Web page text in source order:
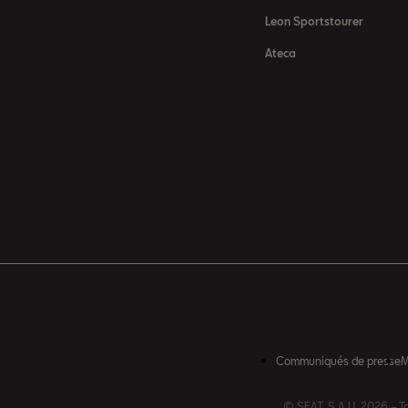
Leon Sportstourer
Ateca
Communiqués de presse